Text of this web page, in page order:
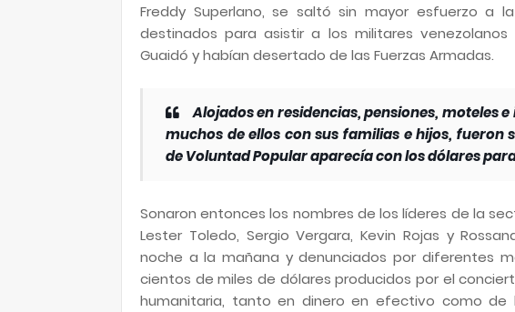
Freddy Superlano, se saltó sin mayor esfuerzo a
destinados para asistir a los militares
Guaidó y habían desertado de las Fuerzas Armadas.
Alojados en residencias, pensiones, moteles
muchos de ellos con sus familias e hijos, fueron
de Voluntad Popular aparecía con los dólares
Sonaron entonces los nombres de los líderes de la
Lester Toledo, Sergio Vergara, Kevin Rojas y
noche a la mañana y denunciados por diferentes
cientos de miles de dólares producidos por el
humanitaria, tanto en dinero en efectivo como